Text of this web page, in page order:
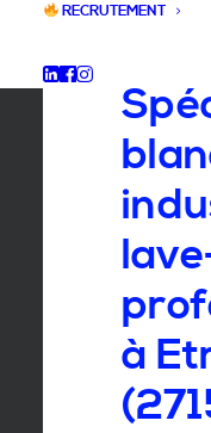
RECRUTEMENT
à